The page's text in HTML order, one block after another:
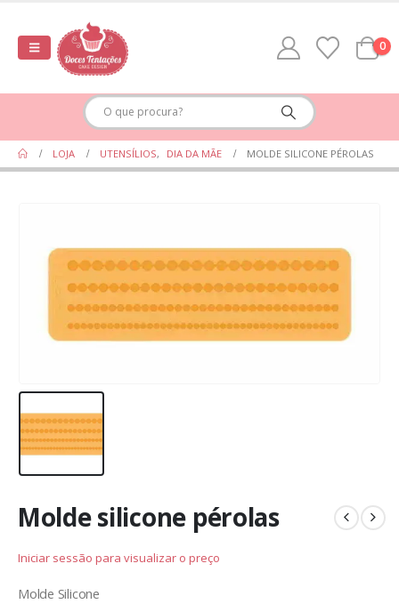
0
LOJA UTENSÍLIOS, DIA DA MÃE MOLDE SILICONE PÉROLAS
Molde silicone pérolas
Iniciar sessão para visualizar o preço
Molde Silicone